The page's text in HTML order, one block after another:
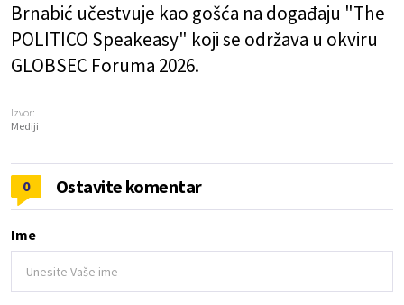
Brnabić učestvuje kao gošća na događaju "The
POLITICO Speakeasy" koji se održava u okviru
GLOBSEC Foruma 2026.
Izvor:
Mediji
0 Ostavite komentar
Ime